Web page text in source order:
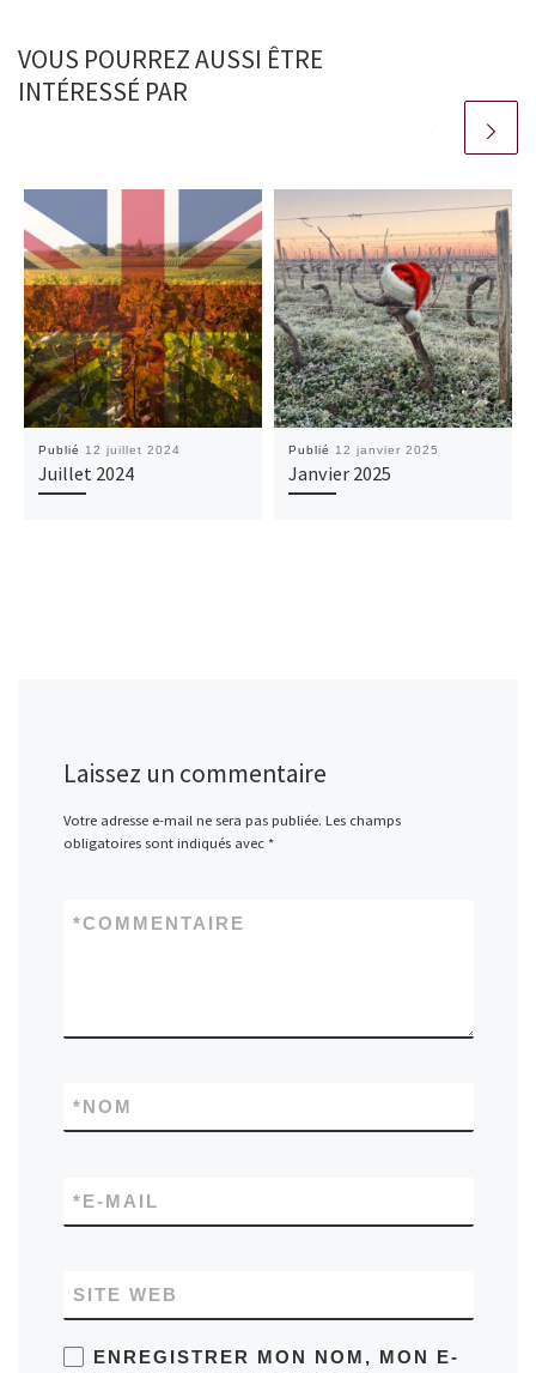
VOUS POURREZ AUSSI ÊTRE
INTÉRESSÉ PAR
Publié 12 juillet 2024
Juillet 2024
Publié 12 janvier 2025
Janvier 2025
Laissez un commentaire
Votre adresse e-mail ne sera pas publiée. Les champs
obligatoires sont indiqués avec *
COMMENTAIRE
*
NOM
*
E-MAIL
*
SITE WEB
ENREGISTRER MON NOM, MON E-